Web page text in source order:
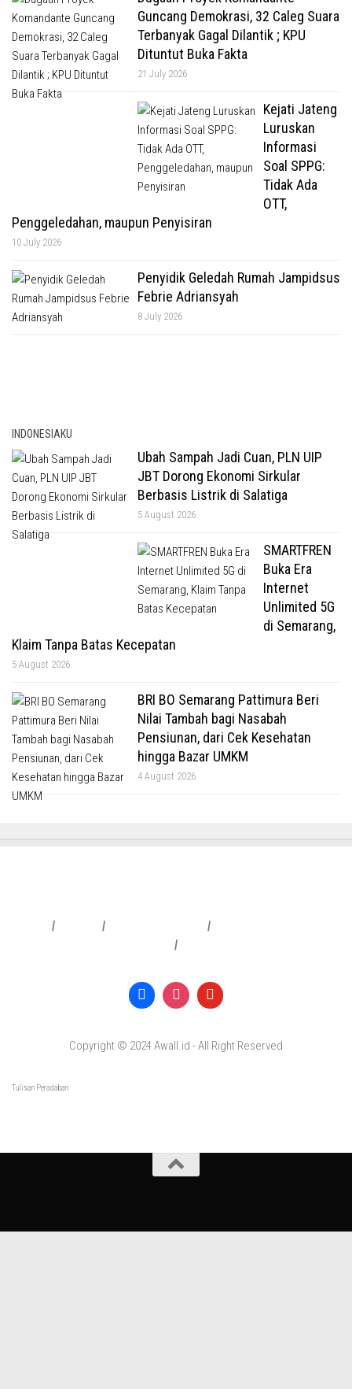
Guncang Demokrasi, 32 Caleg Suara
Terbanyak Gagal Dilantik ; KPU
Dituntut Buka Fakta
21 July 2026
Kejati Jateng
Luruskan
Informasi
Soal SPPG:
Tidak Ada
OTT,
Penggeledahan, maupun Penyisiran
10 July 2026
Penyidik Geledah Rumah Jampidsus
Febrie Adriansyah
8 July 2026
INDONESIAKU
Ubah Sampah Jadi Cuan, PLN UIP
JBT Dorong Ekonomi Sirkular
Berbasis Listrik di Salatiga
5 August 2026
SMARTFREN
Buka Era
Internet
Unlimited 5G
di Semarang,
Klaim Tanpa Batas Kecepatan
5 August 2026
BRI BO Semarang Pattimura Beri
Nilai Tambah bagi Nasabah
Pensiunan, dari Cek Kesehatan
hingga Bazar UMKM
4 August 2026
| | |
|
Copyright © 2024 Awall.id - All Right Reserved
Tulisan Peradaban